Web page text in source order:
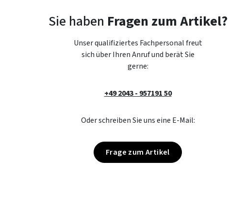
Sie haben Fragen zum Artikel?
Unser qualifiziertes Fachpersonal freut
sich über Ihren Anruf und berät Sie
gerne:
+49 2043 - 957191 50
Oder schreiben Sie uns eine E-Mail:
Frage zum Artikel